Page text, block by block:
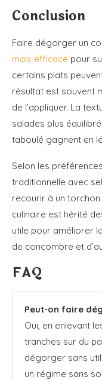
Conclusion
Faire dégorger un
mais efficace pour
certains plats
résultat est souvent
de l’appliquer. La
salades plus
taboulé gagnent en
Selon les
traditionnelle avec
recourir à un
culinaire est hérité
utile pour améliorer
de concombre et
FAQ
Peut-on faire
Oui, en enlevant
tranches sur du
dégorger sans
un régime sans